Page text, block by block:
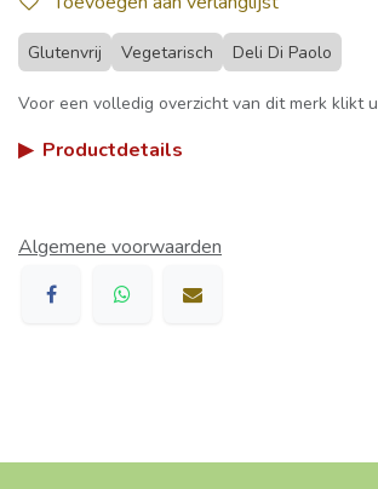
Glutenvrij Vegetarisch Deli Di Paolo
Voor een volledig overzicht van dit merk klikt u
▶ Productdetails
Algemene voorwaarden